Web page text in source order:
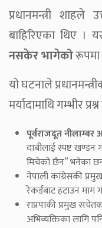
प्रधानमन्त्री
बाहिरिएका थिए ।
नसकेर भागेकोरूपमा
यो घटनाले
मर्यादामाथि गम्भीर
पूर्वराजदूत नीलाम्बर
दाबीलाई स्पष्ट खण्डन
मिचेको छैन” भनेका
नेपाली कांग्रेसकी
रेकर्डबाट हटाउन माग
राप्रपाकी प्रमुख
अभिव्यक्तिका लागि